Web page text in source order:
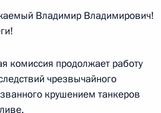
с губернатором Приморского
18:40
Владимир Владимирович!
комиссия продолжает работу
чрезвычайного
крушением танкеров